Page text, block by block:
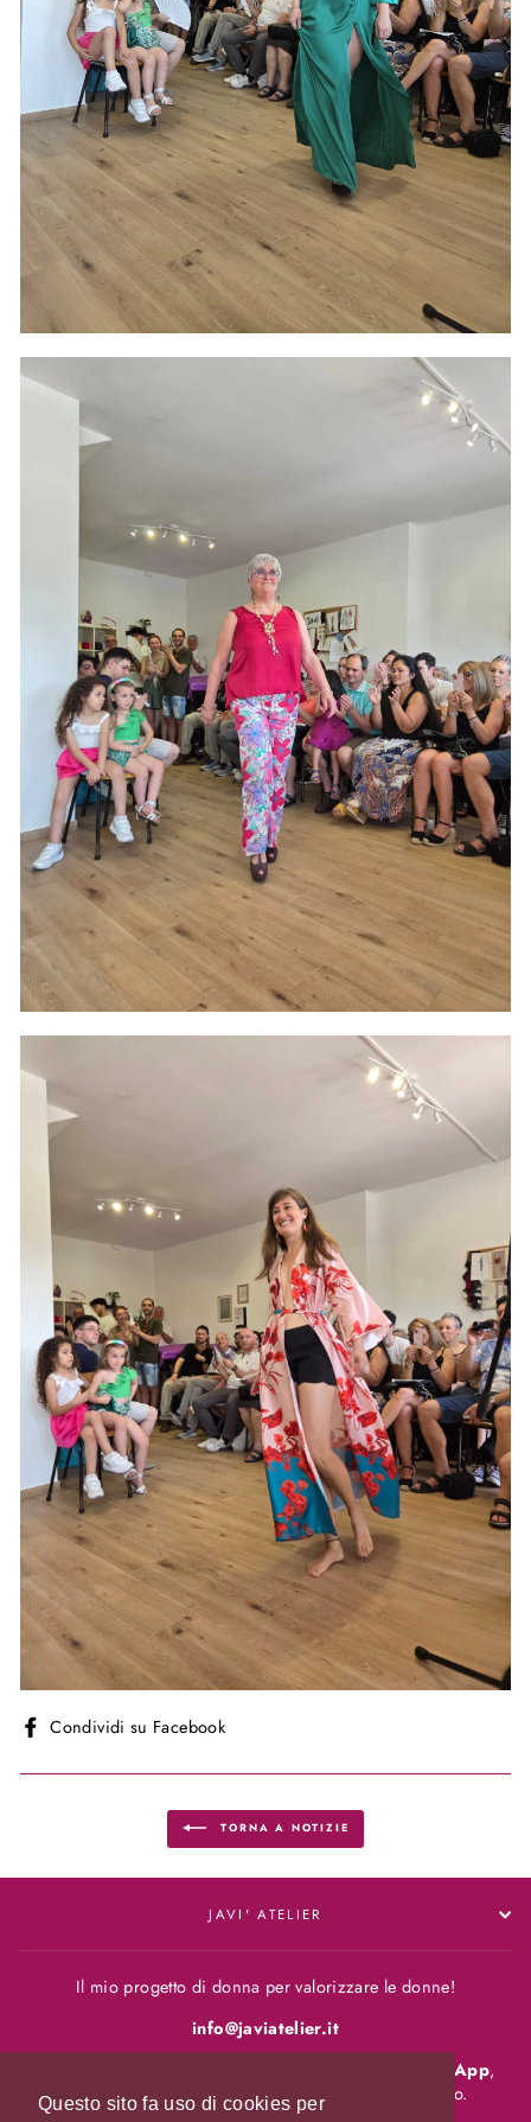
Questo sito fa uso di cookies per
Condividi su Facebook
Facebook
TORNA A NOTIZIE
JAVI' ATELIER
Il mio progetto di donna per valorizzare le donne!
info@javiatelier.it
contattaci su WhatsApp,
saremo lieti di aiutarti. Trovi il collegamento in basso.